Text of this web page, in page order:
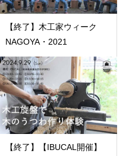
【終了】木工家ウィーク
NAGOYA・2021
【終了】【IBUCAL開催】